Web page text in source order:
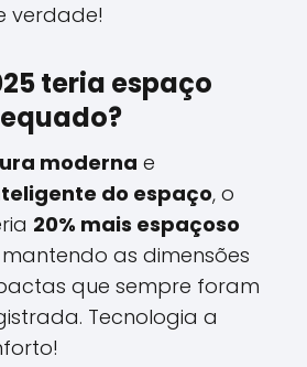
verdade!
teria espaço
moderna e
do espaço, o
20% mais espaçoso
as dimensões
que sempre foram
Tecnologia a